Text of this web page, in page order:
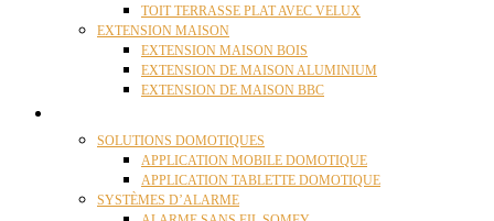
TOIT TERRASSE PLAT AVEC VELUX
EXTENSION MAISON
EXTENSION MAISON BOIS
EXTENSION DE MAISON ALUMINIUM
EXTENSION DE MAISON BBC
SOLUTIONS DOMOTIQUES
APPLICATION MOBILE DOMOTIQUE
APPLICATION TABLETTE DOMOTIQUE
SYSTÈMES D’ALARME